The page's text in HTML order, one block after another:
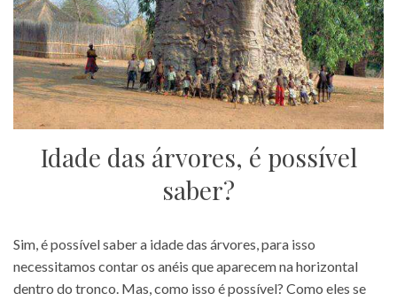
Idade das árvores, é possível
saber?
Sim, é possível saber a idade das árvores, para isso
necessitamos contar os anéis que aparecem na horizontal
dentro do tronco. Mas, como isso é possível? Como eles se